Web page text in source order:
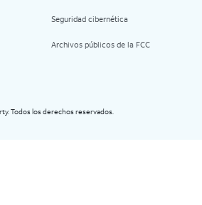
Seguridad cibernética
Archivos públicos de la FCC
Todos los derechos reservados.